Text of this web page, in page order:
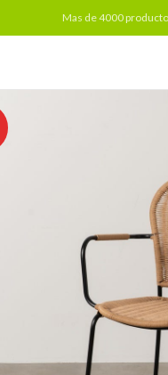
Mas de 4000